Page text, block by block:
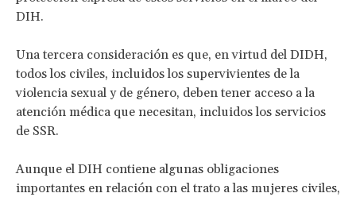
DIH.
Una tercera consideración es que, en virtud del DIDH,
todos los civiles, incluidos los supervivientes de la
violencia sexual y de género, deben tener acceso a la
atención médica que necesitan, incluidos los servicios
de SSR.
Aunque el DIH contiene algunas obligaciones
importantes en relación con el trato a las mujeres civiles,